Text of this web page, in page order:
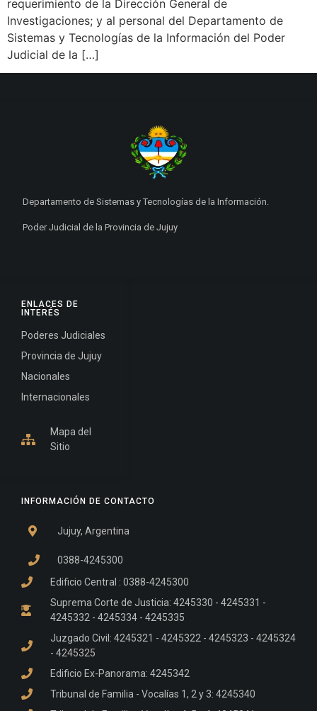
requerimiento de la Dirección General de
Investigaciones; y al personal del Departamento de
Sistemas y Tecnologías de la Información del Poder
Judicial de la […]
INFORMACIÓN DE CONTACTO
Jujuy, Argentina
0388-4245300
Edificio Central : 0388-4245300
Suprema Corte de Justicia: 4245330 - 4245331 -
4245332 - 4245334 - 4245335
Juzgado Civil: 4245321 - 4245322 - 4245323 - 4245324
- 4245325
Edificio Ex-Panorama: 4245342
Tribunal de Familia - Vocalías 1, 2 y 3: 4245340
ENLACES DE
INTERÉS
Poderes Judiciales
Provincia de Jujuy
Nacionales
Internacionales
Mapa del
Sitio
Departamento de Sistemas y Tecnologías de la Información.
Poder Judicial de la Provincia de Jujuy